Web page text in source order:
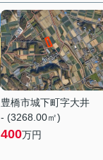
豊橋市城下町字大井
- (3268.00㎡)
400万円